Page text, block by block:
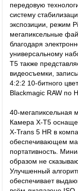
передовую
систему
экспозиции, режим
мегапиксельные
благодаря
универсальному
T5 также
видеосъемки,
4:2:2 10-битного
Blackmagic RAW по
40-мегапиксельная
Камера X-T5
X-Trans 5 HR в
обеспечивающем
портативность.
образом не
Улучшенный
обеспечивает